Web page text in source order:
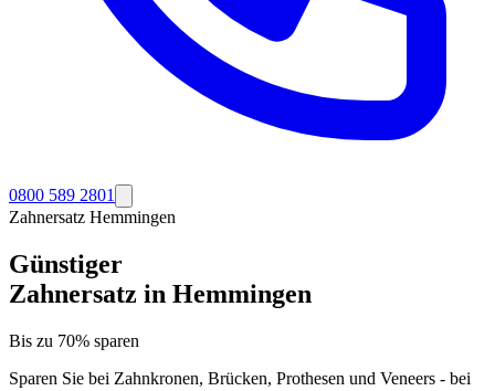
0800 589 2801
Zahnersatz Hemmingen
Günstiger
Zahnersatz in Hemmingen
Bis zu 70% sparen
Sparen Sie bei Zahnkronen, Brücken, Prothesen und Veneers - bei